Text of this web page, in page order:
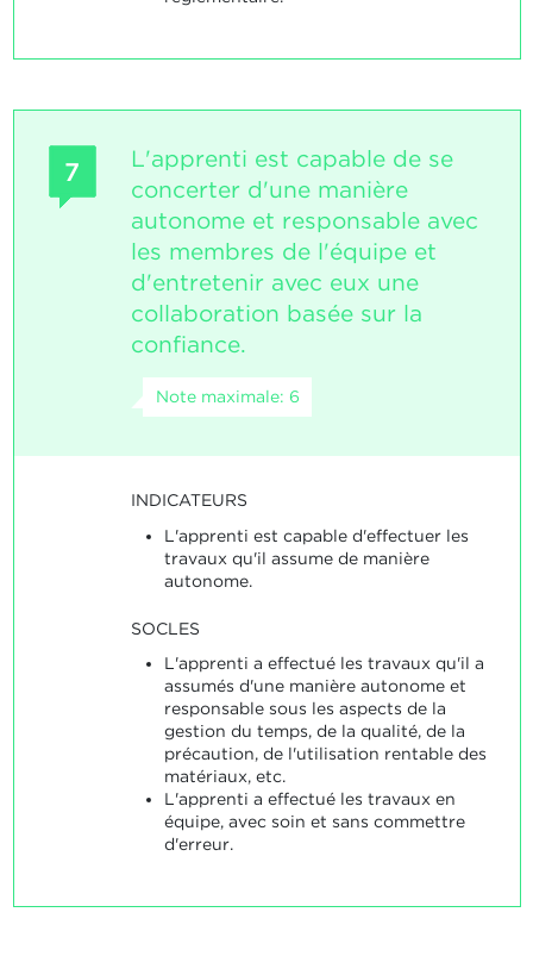
7
L'apprenti est capable de se
concerter d'une manière
autonome et responsable avec
les membres de l'équipe et
d'entretenir avec eux une
collaboration basée sur la
confiance.
Note maximale: 6
INDICATEURS
L'apprenti est capable d'effectuer les
travaux qu'il assume de manière
autonome.
SOCLES
L'apprenti a effectué les travaux qu'il a
assumés d'une manière autonome et
responsable sous les aspects de la
gestion du temps, de la qualité, de la
précaution, de l'utilisation rentable des
matériaux, etc.
L'apprenti a effectué les travaux en
équipe, avec soin et sans commettre
d'erreur.